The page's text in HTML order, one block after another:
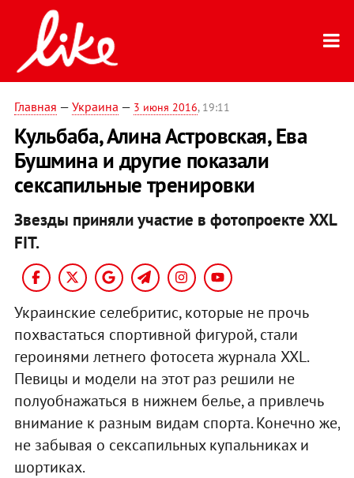
Главная — Украина — 3 июня 2016, 19:11
Кульбаба, Алина Астровская, Ева
Бушмина и другие показали
сексапильные тренировки
Звезды приняли участие в фотопроекте XXL
FIT.
Украинские селебритис, которые не прочь
похвастаться спортивной фигурой, стали
героинями летнего фотосета журнала XXL.
Певицы и модели на этот раз решили не
полуобнажаться в нижнем белье, а привлечь
внимание к разным видам спорта. Конечно же,
не забывая о сексапильных купальниках и
шортиках.